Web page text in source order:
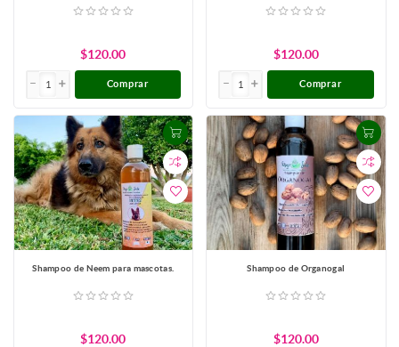
$120.00
Comprar
$120.00
Comprar
Shampoo de Neem para mascotas.
$120.00
Shampoo de Organogal
$120.00